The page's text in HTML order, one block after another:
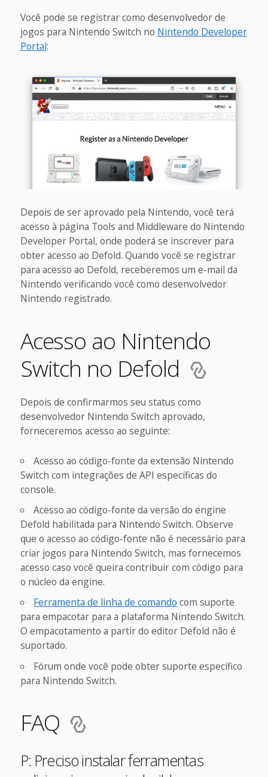
Você pode se registrar como desenvolvedor de
jogos para Nintendo Switch no Nintendo Developer
Portal:
Depois de ser aprovado pela Nintendo, você terá
acesso à página Tools and Middleware do Nintendo
Developer Portal, onde poderá se inscrever para
obter acesso ao Defold. Quando você se registrar
para acesso ao Defold, receberemos um e-mail da
Nintendo verificando você como desenvolvedor
Nintendo registrado.
Acesso ao Nintendo
Switch no Defold
Depois de confirmarmos seu status como
desenvolvedor Nintendo Switch aprovado,
forneceremos acesso ao seguinte:
Acesso ao código-fonte da extensão Nintendo
Switch com integrações de API específicas do
console.
Acesso ao código-fonte da versão do engine
Defold habilitada para Nintendo Switch. Observe
que o acesso ao código-fonte não é necessário para
criar jogos para Nintendo Switch, mas fornecemos
acesso caso você queira contribuir com código para
o núcleo da engine.
Ferramenta de linha de comando com suporte
para empacotar para a plataforma Nintendo Switch.
O empacotamento a partir do editor Defold não é
suportado.
Fórum onde você pode obter suporte específico
para Nintendo Switch.
FAQ
P: Preciso instalar ferramentas